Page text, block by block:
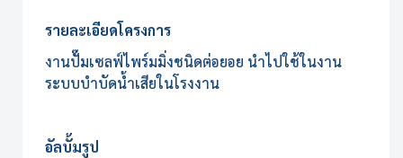
รายละเอียดโครงการ
งานปั๊มเซลฟ์ไพร์มมิ่งชนิดต่อยอย นำไปใช้ในงาน
ระบบบำบัดน้ำเสียในโรงงาน
อัลบั้มรูป